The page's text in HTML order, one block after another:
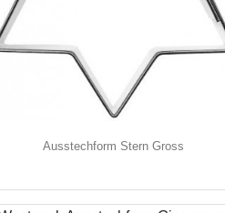
Ausstechform Stern Gross